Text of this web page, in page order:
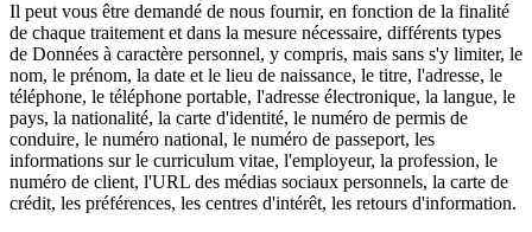
Il peut vous être demandé de nous fournir, en fonction de la finalité
de chaque traitement et dans la mesure nécessaire, différents types
de Données à caractère personnel, y compris, mais sans s'y limiter, le
nom, le prénom, la date et le lieu de naissance, le titre, l'adresse, le
téléphone, le téléphone portable, l'adresse électronique, la langue, le
pays, la nationalité, la carte d'identité, le numéro de permis de
conduire, le numéro national, le numéro de passeport, les
informations sur le curriculum vitae, l'employeur, la profession, le
numéro de client, l'URL des médias sociaux personnels, la carte de
crédit, les préférences, les centres d'intérêt, les retours d'information.